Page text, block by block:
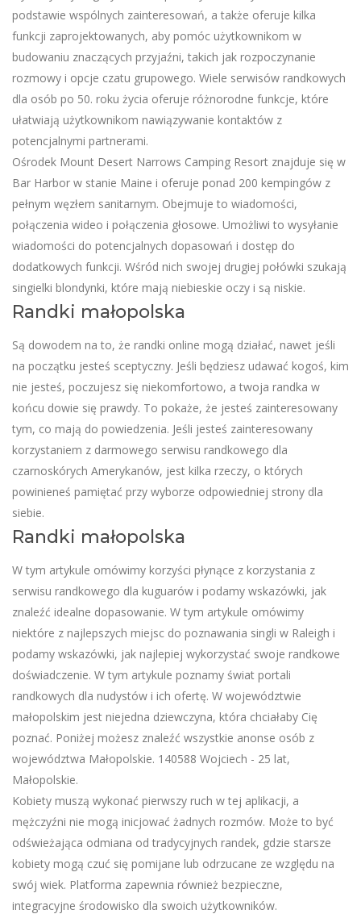
podstawie wspólnych zainteresowań, a także oferuje kilka
funkcji zaprojektowanych, aby pomóc użytkownikom w
budowaniu znaczących przyjaźni, takich jak rozpoczynanie
rozmowy i opcje czatu grupowego. Wiele serwisów randkowych
dla osób po 50. roku życia oferuje różnorodne funkcje, które
ułatwiają użytkownikom nawiązywanie kontaktów z
potencjalnymi partnerami.
Ośrodek Mount Desert Narrows Camping Resort znajduje się w
Bar Harbor w stanie Maine i oferuje ponad 200 kempingów z
pełnym węzłem sanitarnym. Obejmuje to wiadomości,
połączenia wideo i połączenia głosowe. Umożliwi to wysyłanie
wiadomości do potencjalnych dopasowań i dostęp do
dodatkowych funkcji. Wśród nich swojej drugiej połówki szukają
singielki blondynki, które mają niebieskie oczy i są niskie.
Randki małopolska
Są dowodem na to, że randki online mogą działać, nawet jeśli
na początku jesteś sceptyczny. Jeśli będziesz udawać kogoś, kim
nie jesteś, poczujesz się niekomfortowo, a twoja randka w
końcu dowie się prawdy. To pokaże, że jesteś zainteresowany
tym, co mają do powiedzenia. Jeśli jesteś zainteresowany
korzystaniem z darmowego serwisu randkowego dla
czarnoskórych Amerykanów, jest kilka rzeczy, o których
powinieneś pamiętać przy wyborze odpowiedniej strony dla
siebie.
Randki małopolska
W tym artykule omówimy korzyści płynące z korzystania z
serwisu randkowego dla kuguarów i podamy wskazówki, jak
znaleźć idealne dopasowanie. W tym artykule omówimy
niektóre z najlepszych miejsc do poznawania singli w Raleigh i
podamy wskazówki, jak najlepiej wykorzystać swoje randkowe
doświadczenie. W tym artykule poznamy świat portali
randkowych dla nudystów i ich ofertę. W województwie
małopolskim jest niejedna dziewczyna, która chciałaby Cię
poznać. Poniżej możesz znaleźć wszystkie anonse osób z
województwa Małopolskie. 140588 Wojciech - 25 lat,
Małopolskie.
Kobiety muszą wykonać pierwszy ruch w tej aplikacji, a
mężczyźni nie mogą inicjować żadnych rozmów. Może to być
odświeżająca odmiana od tradycyjnych randek, gdzie starsze
kobiety mogą czuć się pomijane lub odrzucane ze względu na
swój wiek. Platforma zapewnia również bezpieczne,
integracyjne środowisko dla swoich użytkowników.